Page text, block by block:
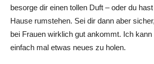
besorge dir einen tollen Duft – oder du
Hause rumstehen. Sei dir dann aber
bei Frauen wirklich gut ankommt. Ich kann
einfach mal etwas neues zu holen.